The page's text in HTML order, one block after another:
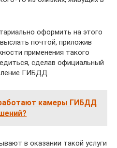
оформить на этого
почтой, приложив
применения такого
сделав официальный
ГИБДД.
камеры ГИБДД
в оказании такой услуги